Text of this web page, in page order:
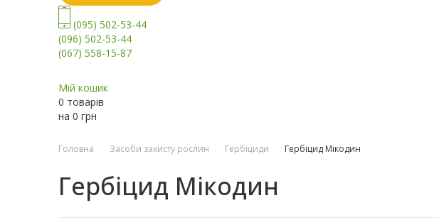
(095) 502-53-44
(096) 502-53-44
(067) 558-15-87
Мій кошик
0 товарів
на 0 грн
Головна Засоби захисту рослин Гербіциди Гербіцид Мікодин
Гербіцид Мікодин